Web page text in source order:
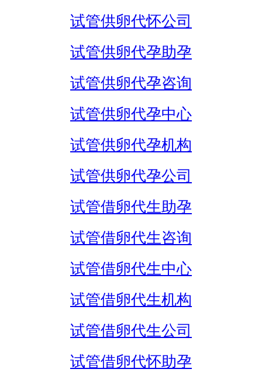
试管供卵代怀公司
试管供卵代孕助孕
试管供卵代孕咨询
试管供卵代孕中心
试管供卵代孕机构
试管供卵代孕公司
试管借卵代生助孕
试管借卵代生咨询
试管借卵代生中心
试管借卵代生机构
试管借卵代生公司
试管借卵代怀助孕